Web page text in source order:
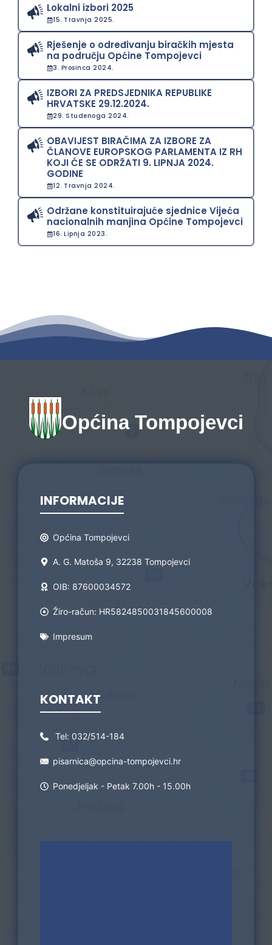
Lokalni izbori 2025
15. Travnja 2025.
Rješenje o određivanju biračkih mjesta
na području Općine Tompojevci
3. Prosinca 2024.
IZBORI ZA PREDSJEDNIKA REPUBLIKE
HRVATSKE 29.12.2024.
29. Studenoga 2024.
OBAVIJEST BIRAČIMA ZA IZBORE ZA
ČLANOVE EUROPSKOG PARLAMENTA IZ RH
KOJI ĆE SE ODRŽATI 9. LIPNJA 2024.
GODINE
12. Travnja 2024.
Održane konstituirajuće sjednice Vijeća
nacionalnih manjina Općine Tompojevci
16. Lipnja 2023.
Općina Tompojevci
INFORMACIJE
Općina Tompojevci
A. G. Matoša 9, 32238 Tompojevci
OIB: 87600034572
Žiro-račun: HR5824850031845600008
Impresum
KONTAKT
Tel: 032/514-184
pisarnica@opcina-tompojevci.hr
Ponedjeljak - Petak 7.00h - 15.00h